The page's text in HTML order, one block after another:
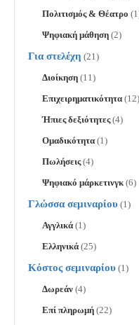
Πολιτισμός & Θέατρο
Ψηφιακή μάθηση (2)
Για στελέχη (21)
Διοίκηση (11)
Επιχειρηματικότητα (12)
Ήπιες δεξιότητες(4)
Ομαδικότητα (1)
Πωλήσεις(4)
Ψηφιακό μάρκετινγκ (6)
Γλώσσα σεμιναρίου (1)
Αγγλικά (1)
Ελληνικά (25)
Κόστος σεμιναρίου (1)
Δωρεάν (4)
Επί πληρωμή (22)